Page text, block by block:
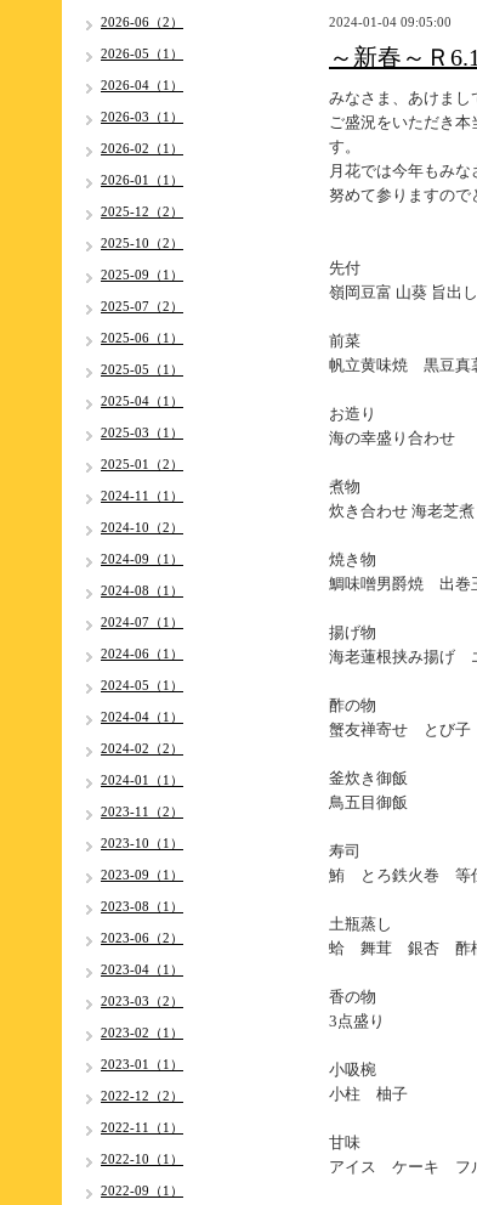
2024-01-04 09:05:00
～新春～Ｒ
みなさま、あけまし
ご盛況をいただき本
す。
月花では今年もみ
努めて参りますので
先付
嶺岡豆富 山葵 旨出
前菜
帆立黄味焼 黒豆
お造り
海の幸盛り合わ
煮物
炊き合わせ 海老芝
焼き物
鯛味噌男爵焼 出
揚げ物
海老蓮根挟み揚
酢の物
蟹友禅寄せ とび
釜炊き御飯
鳥五目御飯
寿司
鮪 とろ鉄火巻 等
土瓶蒸し
蛤 舞茸 銀杏 酢
香の物
3点盛り
小吸椀
小柱 柚子
甘味
アイス ケーキ フ
2026-06（2）
2026-05（1）
2026-04（1）
2026-03（1）
2026-02（1）
2026-01（1）
2025-12（2）
2025-10（2）
2025-09（1）
2025-07（2）
2025-06（1）
2025-05（1）
2025-04（1）
2025-03（1）
2025-01（2）
2024-11（1）
2024-10（2）
2024-09（1）
2024-08（1）
2024-07（1）
2024-06（1）
2024-05（1）
2024-04（1）
2024-02（2）
2024-01（1）
2023-11（2）
2023-10（1）
2023-09（1）
2023-08（1）
2023-06（2）
2023-04（1）
2023-03（2）
2023-02（1）
2023-01（1）
2022-12（2）
2022-11（1）
2022-10（1）
2022-09（1）